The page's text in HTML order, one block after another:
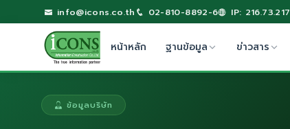
info@icons.co.th 02-810-8892-6 IP:
หน้าหลัก ฐานข้อมูล ข่าวสาร
ข้อมูลบริษัท